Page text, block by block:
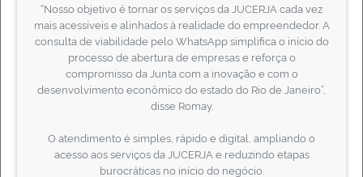
2.187
Criação de novos negócios em
tempo real
PRINCIPAIS SERVIÇOS
“Nosso objetivo é tornar os serviços da JUCERJA cada vez
mais acessíveis e alinhados à realidade do empreendedor. A
consulta de viabilidade pelo WhatsApp simplifica o início do
processo de abertura de empresas e reforça o
compromisso da Junta com a inovação e com o
desenvolvimento econômico do estado do Rio de Janeiro”,
disse Romay.
O atendimento é simples, rápido e digital, ampliando o
acesso aos serviços da JUCERJA e reduzindo etapas
burocráticas no início do negócio.